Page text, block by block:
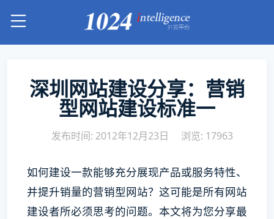
深圳网站建设分享：营销
型网站建设标准一
发布时间: 2012年12月23日 浏览: 17963
如何建设一款能够充分展现产品或服务特性、
并提升销量的营销型网站？这可能是所有网站
建设者所必须思考的问题。本文将为您分享最